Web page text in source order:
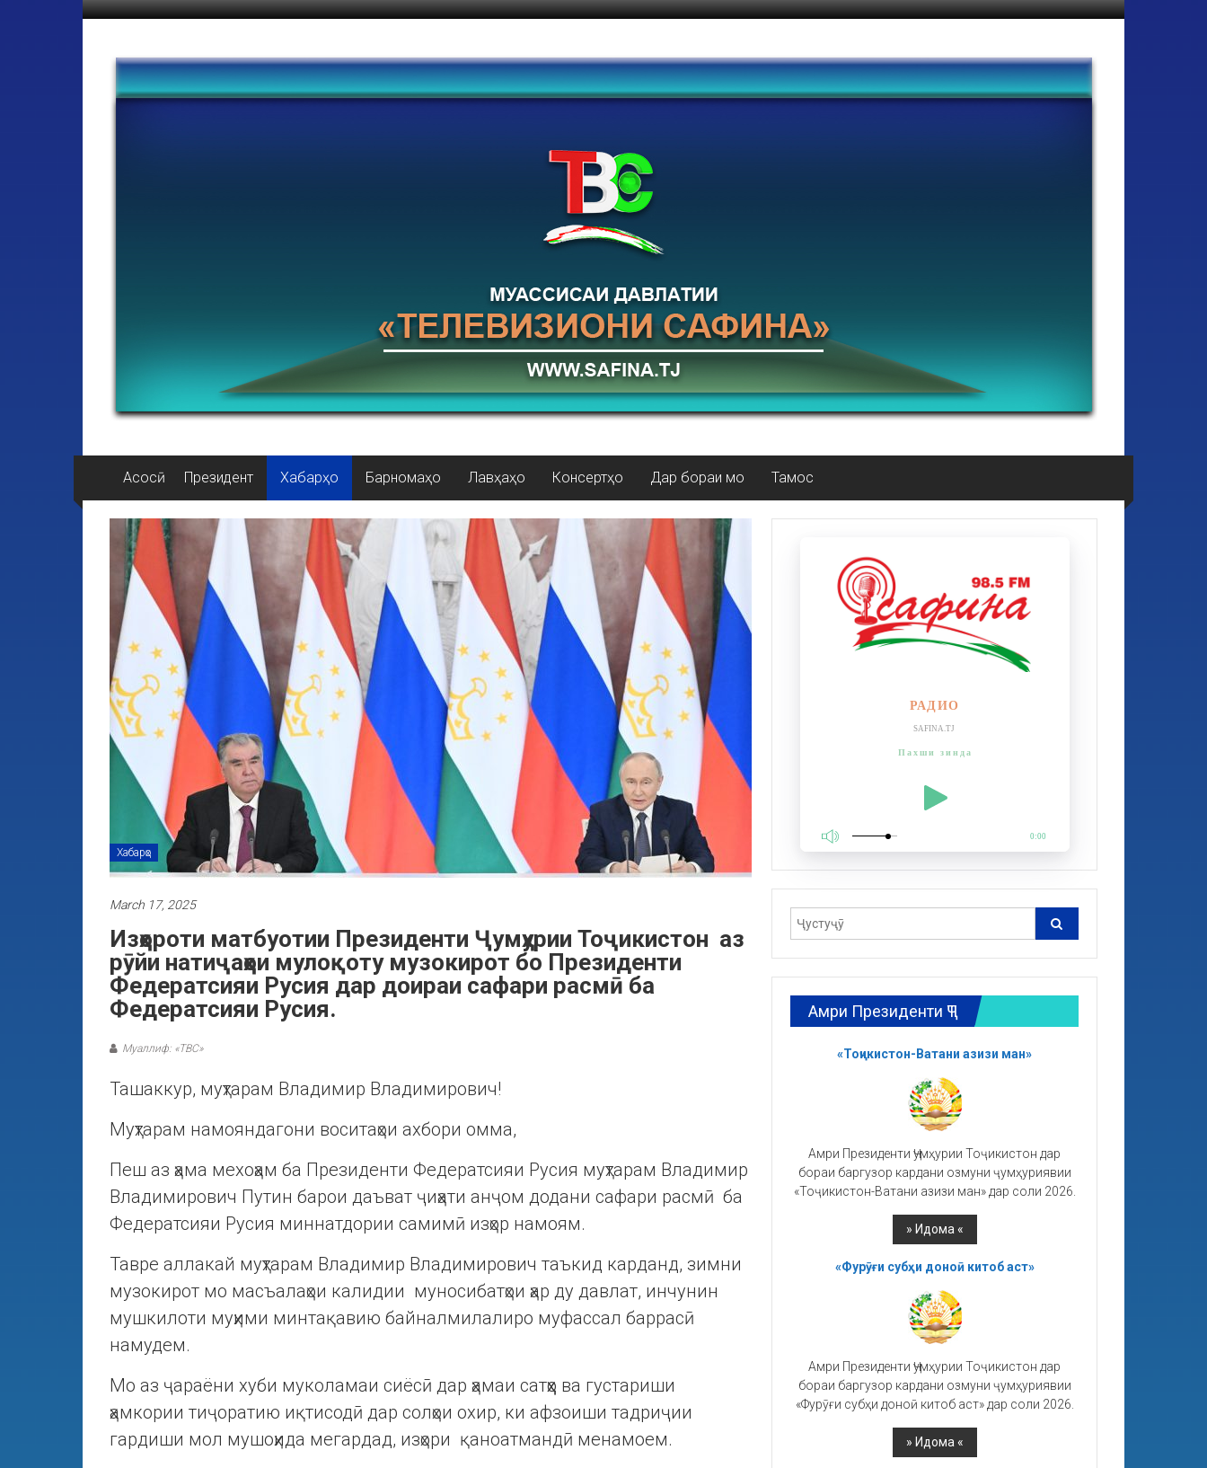
Асосӣ Президент Хабарҳо Барномаҳо Лавҳаҳо Консертҳо Дар бораи мо Тамос
Хабарҳо
March 17, 2025
Изҳороти матбуотии Президенти Ҷумҳурии Тоҷикистон аз
рӯйи натиҷаҳои мулоқоту музокирот бо Президенти
Федератсияи Русия дар доираи сафари расмӣ ба
Федератсияи Русия.
Муаллиф: «ТВС»
Ташаккур, муҳтарам Владимир Владимирович!
Муҳтарам намояндагони воситаҳои ахбори омма,
Пеш аз ҳама мехоҳам ба Президенти Федератсияи Русия муҳтарам Владимир
Владимирович Путин барои даъват ҷиҳати анҷом додани сафари расмӣ ба
Федератсияи Русия миннатдории самимӣ изҳор намоям.
Тавре аллакай муҳтарам Владимир Владимирович таъкид карданд, зимни
музокирот мо масъалаҳои калидии муносибатҳои ҳар ду давлат, инчунин
мушкилоти муҳими минтақавию байналмилалиро муфассал баррасӣ
намудем.
Мо аз ҷараёни хуби муколамаи сиёсӣ дар ҳамаи сатҳҳо ва густариши
ҳамкории тиҷоратию иқтисодӣ дар солҳои охир, ки афзоиши тадриҷии
гардиши мол мушоҳида мегардад, изҳори қаноатмандӣ менамоем.
РАДИО
SAFINA.TJ
Пахши зинда
0:00
Амри Президенти ҶТ
«Тоҷикистон-Ватани азизи ман»
Амри Президенти Ҷумҳурии Тоҷикистон дар
бораи баргузор кардани озмуни ҷумҳуриявии
«Тоҷикистон-Ватани азизи ман» дар соли 2026.
«Фурӯғи субҳи доноӣ китоб аст»
Амри Президенти Ҷумҳурии Тоҷикистон дар
бораи баргузор кардани озмуни ҷумҳуриявии
«Фурӯғи субҳи доноӣ китоб аст» дар соли 2026.